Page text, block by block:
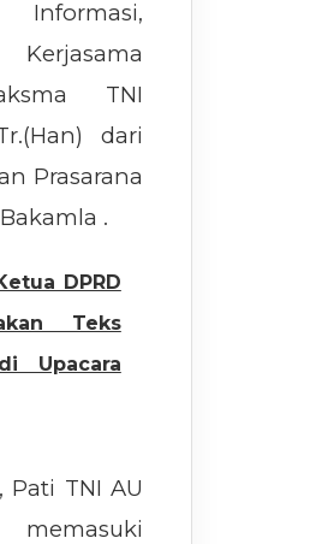
TNI
dari
Prasarana
.
DPRD
Teks
Upacara
Pati TNI AU